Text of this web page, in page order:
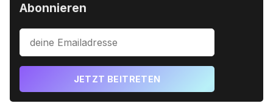
Abonnieren
JETZT BEITRETEN